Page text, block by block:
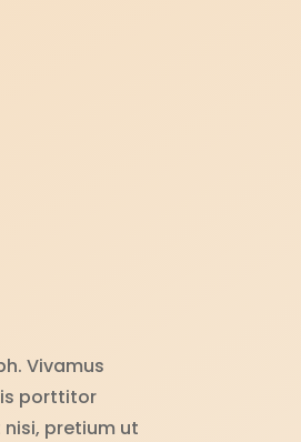
Vivamus
porttitor
pretium ut